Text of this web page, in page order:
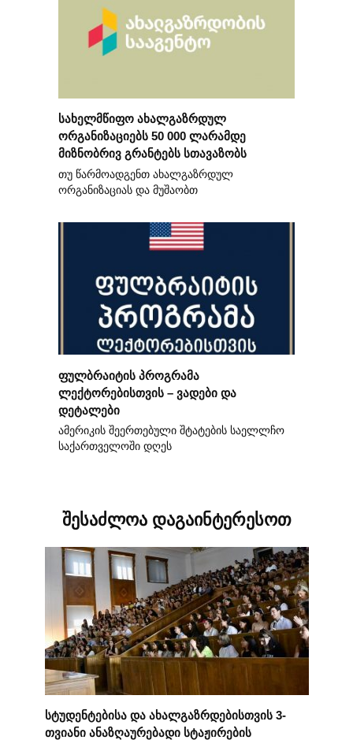
სახელმწიფო ახალგაზრდულ
ორგანიზაციებს 50 000 ლარამდე
მიზნობრივ გრანტებს სთავაზობს
თუ წარმოადგენთ ახალგაზრდულ
ორგანიზაციას და მუშაობთ
ფულბრაიტის პროგრამა
ლექტორებისთვის – ვადები და
დეტალები
ამერიკის შეერთებული შტატების საელლჩო
საქართველოში დღეს
შესაძლოა დაგაინტერესოთ
სტუდენტებისა და ახალგაზრდებისთვის 3-
თვიანი ანაზღაურებადი სტაჟირების